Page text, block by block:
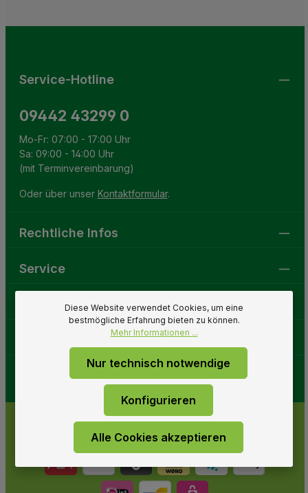
Service-Hotline
09442 43299 0
Mo-Fr: 07:00 - 17:00 Uhr
Sa: 09:00 - 14:00 Uhr
(mit Terminvereinbarung)
Oder über unser Kontaktformular.
Rechtliche Infos
Service
GartenweltDiese Website verwendet Cookies, um eine
bestmögliche Erfahrung bieten zu können.
Mehr Informationen ...
Nur technisch notwendige
Konfigurieren
Alle Cookies akzeptieren